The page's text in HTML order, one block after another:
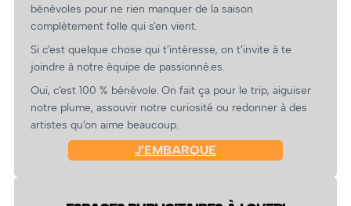
bénévoles pour ne rien manquer de la saison
complètement folle qui s’en vient.
Si c’est quelque chose qui t’intéresse, on t’invite à te
joindre à notre équipe de passionné.es.
Oui, c’est 100 % bénévole. On fait ça pour le trip, aiguiser
notre plume, assouvir notre curiosité ou redonner à des
artistes qu’on aime beaucoup.
J’EMBARQUE